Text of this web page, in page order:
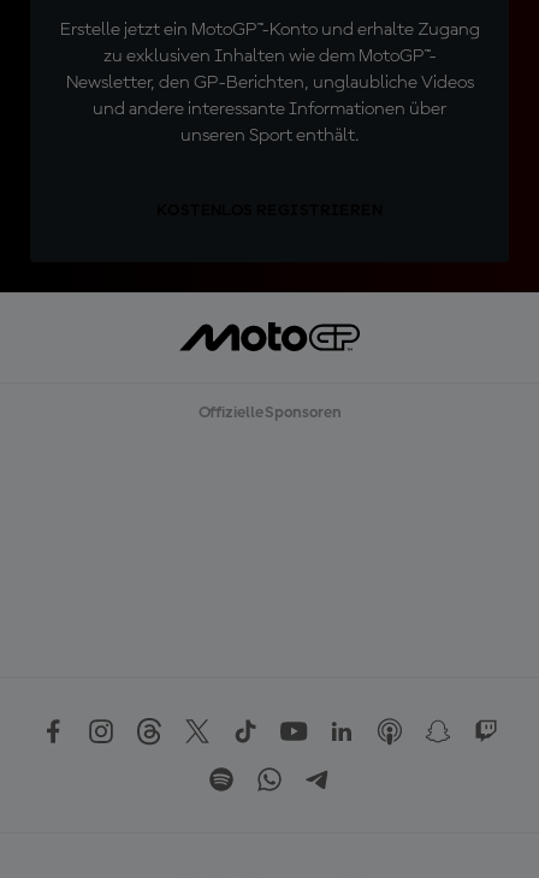
Erstelle jetzt ein MotoGP™-Konto und erhalte Zugang
zu exklusiven Inhalten wie dem MotoGP™-
Newsletter, den GP-Berichten, unglaubliche Videos
und andere interessante Informationen über
unseren Sport enthält.
Offizielle Sponsoren